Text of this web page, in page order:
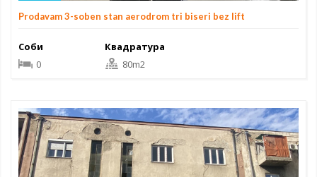
Prodavam 3-soben stan aerodrom tri biseri bez lift
Соби
0
Квадратура
80m2